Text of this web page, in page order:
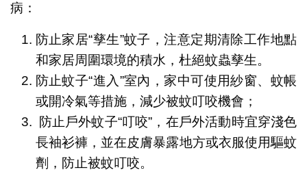
病：
防止家居“孳生”蚊子，注意定期清除工作地點
和家居周圍環境的積水，杜絕蚊蟲孳生。
防止蚊子“進入”室內，家中可使用紗窗、蚊帳
或開冷氣等措施，減少被蚊叮咬機會；
防止戶外蚊子“叮咬”，在戶外活動時宜穿淺色
長袖衫褲，並在皮膚暴露地方或衣服使用驅蚊
劑，防止被蚊叮咬。